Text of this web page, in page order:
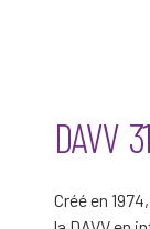
DAVV 31
Créé en